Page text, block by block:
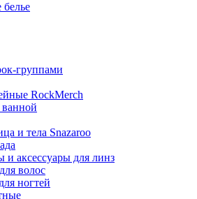
белье
группами
RockMerch
и тела Snazaroo
и аксессуары для линз
волос
ногтей